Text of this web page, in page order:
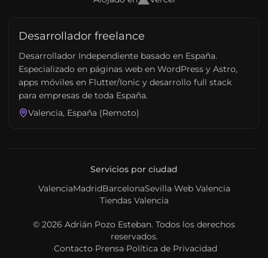
Desarrollador freelance
Desarrollador Independiente basado en España.
Especializado en páginas web en WordPress y Astro,
apps móviles en Flutter/Ionic y desarrollo full stack
para empresas de toda España.
Valencia, España (Remoto)
Servicios por ciudad
ValenciaMadridBarcelonaSevilla·Web Valencia
Tiendas Valencia
© 2026 Adrián Pozo Esteban. Todos los derechos
reservados.
·Contacto·Prensa·Política de Privacidad